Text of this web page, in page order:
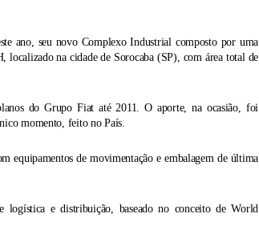
ano, seu novo Complexo Industrial composto por uma
localizado na cidade de Sorocaba (SP), com área total de
do Grupo Fiat até 2011. O aporte, na ocasião, foi
momento, feito no País.
equipamentos de movimentação e embalagem de última
e distribuição, baseado no conceito de World